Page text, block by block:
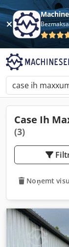
Case Ih
(3)
Noņemt